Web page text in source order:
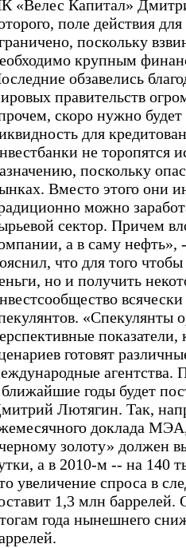
«Велес Капитал»
поле действия
поскольку
крупным
обзавелись
правительств
скоро нужно
для
не торопятся
поскольку
Вместо этого они
можно
сектор. Причем
а в саму нефть»,
что для того
но и получить
«Спекулянты
показатели,
готовят
агентства.
годы будет
Лютягин. Так,
доклада
золоту» должен
а в 2010-м -- на 140
увеличение спроса в
1,3 млн баррелей.
года нынешнего